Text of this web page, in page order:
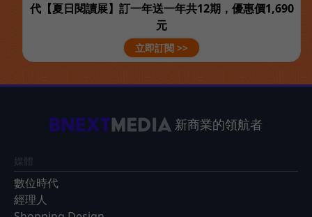
代【夏日閱讀展】訂一年送一年共12期，優惠價1,690
元
立即訂閱 >>
新商業的領航者
媒體
數位時代
經理人